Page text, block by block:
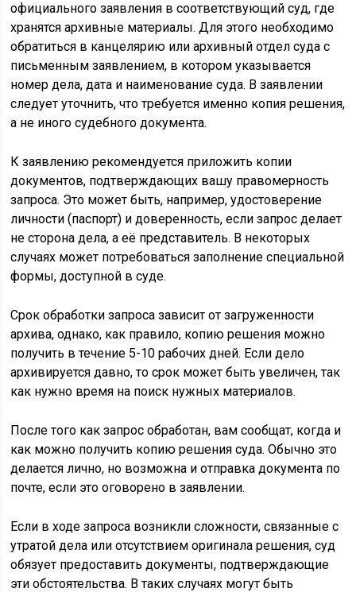
официального заявления в соответствующий суд, где
хранятся архивные материалы. Для этого необходимо
обратиться в канцелярию или архивный отдел суда с
письменным заявлением, в котором указывается
номер дела, дата и наименование суда. В заявлении
следует уточнить, что требуется именно копия решения,
а не иного судебного документа.
К заявлению рекомендуется приложить копии
документов, подтверждающих вашу правомерность
запроса. Это может быть, например, удостоверение
личности (паспорт) и доверенность, если запрос делает
не сторона дела, а её представитель. В некоторых
случаях может потребоваться заполнение специальной
формы, доступной в суде.
Срок обработки запроса зависит от загруженности
архива, однако, как правило, копию решения можно
получить в течение 5-10 рабочих дней. Если дело
архивируется давно, то срок может быть увеличен, так
как нужно время на поиск нужных материалов.
После того как запрос обработан, вам сообщат, когда и
как можно получить копию решения суда. Обычно это
делается лично, но возможна и отправка документа по
почте, если это оговорено в заявлении.
Если в ходе запроса возникли сложности, связанные с
утратой дела или отсутствием оригинала решения, суд
обязует предоставить документы, подтверждающие
эти обстоятельства. В таких случаях могут быть